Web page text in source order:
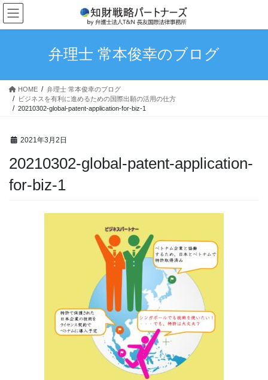
コ
ン
テ
ス
ナ
ビ
ゲ
ン
弁理士 常本俊幸のブログ
HOME
弁理士 常本俊幸のブログ
ビジネスを有利に進めるための国際出願の活用の仕方
20210302-global-patent-application-for-biz-1
2021年3月2日
20210302-global-patent-application-
for-biz-1